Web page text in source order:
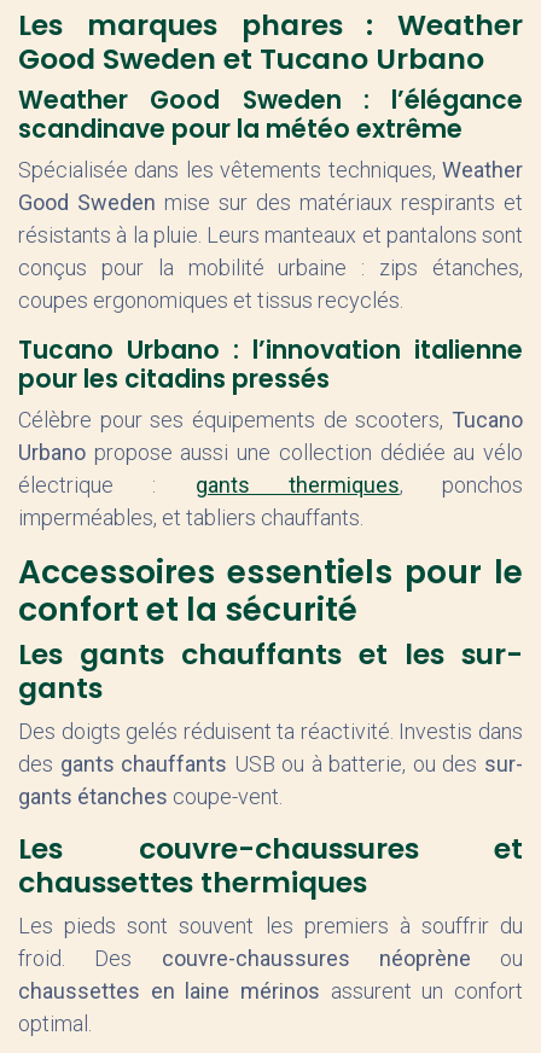
Les marques phares : Weather
Good Sweden et Tucano Urbano
Weather Good Sweden : l’élégance
scandinave pour la météo extrême
Spécialisée dans les vêtements techniques, Weather
Good Sweden mise sur des matériaux respirants et
résistants à la pluie. Leurs manteaux et pantalons sont
conçus pour la mobilité urbaine : zips étanches,
coupes ergonomiques et tissus recyclés.
Tucano Urbano : l’innovation italienne
pour les citadins pressés
Célèbre pour ses équipements de scooters, Tucano
Urbano propose aussi une collection dédiée au vélo
électrique : gants thermiques, ponchos
imperméables, et tabliers chauffants.
Accessoires essentiels pour le
confort et la sécurité
Les gants chauffants et les sur-
gants
Des doigts gelés réduisent ta réactivité. Investis dans
des gants chauffants USB ou à batterie, ou des sur-
gants étanches coupe-vent.
Les couvre-chaussures et
chaussettes thermiques
Les pieds sont souvent les premiers à souffrir du
froid. Des couvre-chaussures néoprène ou
chaussettes en laine mérinos assurent un confort
optimal.